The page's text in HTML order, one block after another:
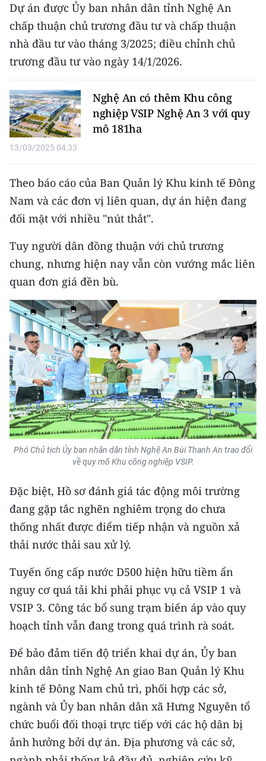
RADIO
MEDIA CENTER
Video
Media Chính trị
Media Kinh tế
Media Văn hóa
Media Xã hội
Media Du lịch
Media Thế giới
Media Thể thao
Media Giáo dục
Media Y tế
Media Khoa học - Công nghệ
Media Môi trường
Ảnh
TIN MỚI
TIN ĐỊA PHƯƠNG
Đồng bằng sông Hồng
Bắc Trung Bộ
Nguyên
Đông Nam Bộ
Đồng bằng sông Cửu Long
Chuyên trang Hà Nội
Dự án được Ủy ban nhân dân tỉnh Nghệ An
chấp thuận chủ trương đầu tư và chấp thuận
nhà đầu tư vào tháng 3/2025; điều chỉnh chủ
trương đầu tư vào ngày 14/1/2026.
Nghệ An có thêm Khu công
nghiệp VSIP Nghệ An 3 với quy
mô 181ha
13/03/2025 04:33
Theo báo cáo của Ban Quản lý Khu kinh tế Đông
Nam và các đơn vị liên quan, dự án hiện đang
đối mặt với nhiều "nút thắt".
Tuy người dân đồng thuận với chủ trương
chung, nhưng hiện nay vẫn còn vướng mắc liên
quan đơn giá đền bù.
Phó Chủ tịch Ủy ban nhân dân tỉnh Nghệ An Bùi Thanh An trao đổi
về quy mô Khu công nghiệp VSIP.
Đặc biệt, Hồ sơ đánh giá tác động môi trường
đang gặp tắc nghẽn nghiêm trọng do chưa
thống nhất được điểm tiếp nhận và nguồn xả
thải nước thải sau xử lý.
Tuyến ống cấp nước D500 hiện hữu tiềm ẩn
nguy cơ quá tải khi phải phục vụ cả VSIP 1 và
VSIP 3. Công tác bổ sung trạm biến áp vào quy
hoạch tỉnh vẫn đang trong quá trình rà soát.
Để bảo đảm tiến độ triển khai dự án, Ủy ban
nhân dân tỉnh Nghệ An giao Ban Quản lý Khu
kinh tế Đông Nam chủ trì, phối hợp các sở,
ngành và Ủy ban nhân dân xã Hưng Nguyên tổ
chức buổi đối thoại trực tiếp với các hộ dân bị
ảnh hưởng bởi dự án. Địa phương và các sở,